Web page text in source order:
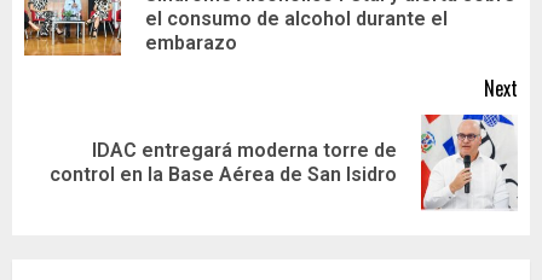
el consumo de alcohol durante el
embarazo
Next
IDAC entregará moderna torre de
control en la Base Aérea de San Isidro